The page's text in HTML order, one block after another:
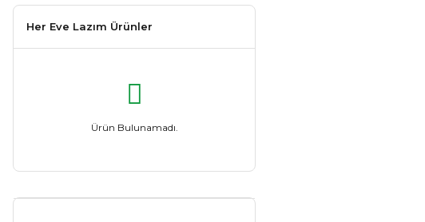
Her Eve Lazım Ürünler
Ürün Bulunamadı.